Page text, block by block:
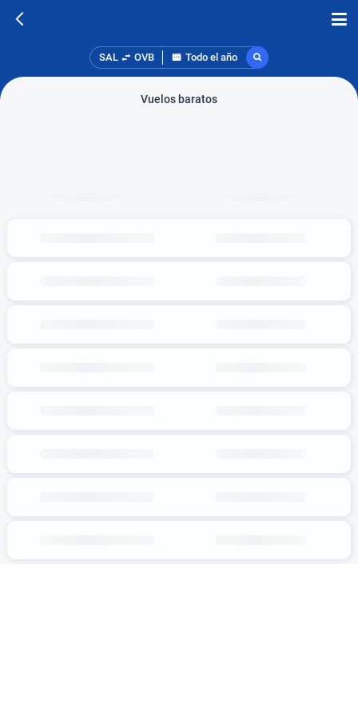
SAL OVB Todo el año
Vuelos baratos